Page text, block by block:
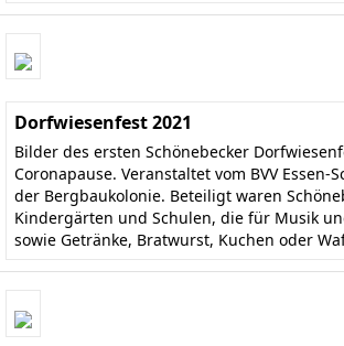
Dorfwiesenfest 2021
Bilder des ersten Schönebecker
Coronapause. Veranstaltet vom BVV Essen-
der Bergbaukolonie. Beteiligt waren
Kindergärten und Schulen, die für Musik
sowie Getränke, Bratwurst, Kuchen oder